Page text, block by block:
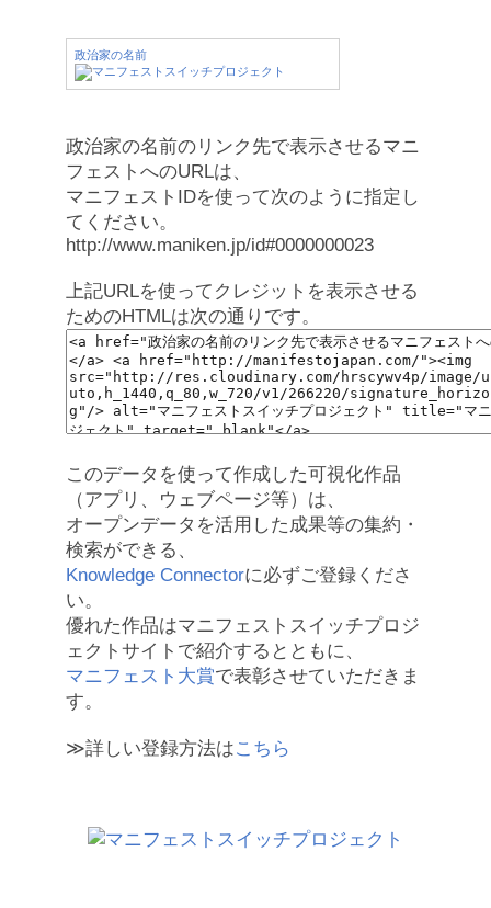
政治家の名前
政治家の名前のリンク先で表示させるマニ
フェストへのURLは、
マニフェストIDを使って次のように指定し
てください。
http://www.maniken.jp/id#0000000023
上記URLを使ってクレジットを表示させる
ためのHTMLは次の通りです。
このデータを使って作成した可視化作品
（アプリ、ウェブページ等）は、
オープンデータを活用した成果等の集約・
検索ができる、
Knowledge Connectorに必ずご登録くださ
い。
優れた作品はマニフェストスイッチプロジ
ェクトサイトで紹介するとともに、
マニフェスト大賞で表彰させていただきま
す。
≫詳しい登録方法はこちら